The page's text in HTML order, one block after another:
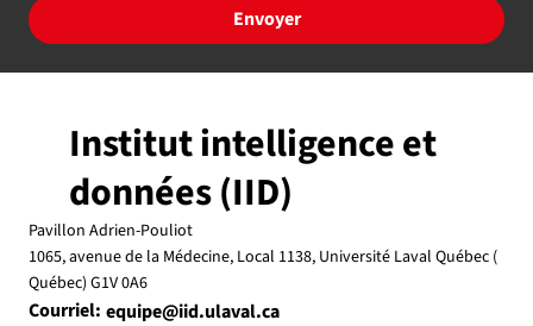
Envoyer
Institut intelligence et
données (IID)
Pavillon Adrien-Pouliot
1065, avenue de la Médecine, Local 1138, Université Laval Québec (
Québec) G1V 0A6
Courriel: equipe@iid.ulaval.ca